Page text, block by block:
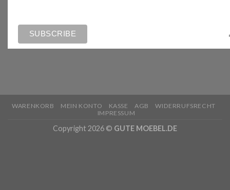
WARENKORB MEIN KONTO KASSE AGB
WIDERRUFSRECHT
IMPRESSUM
Copyright 2026 © GUTE MOEBEL.DE